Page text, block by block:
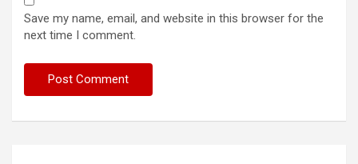
Save my name, email, and website in this browser for the
next time I comment.